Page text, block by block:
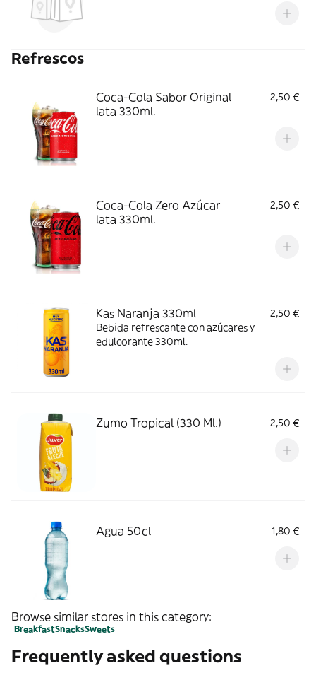
Refrescos
Coca-Cola Sabor Original
lata 330ml.
2,50 €
Coca-Cola Zero Azúcar
lata 330ml.
2,50 €
Kas Naranja 330ml
2,50 €
Bebida refrescante con azúcares y
edulcorante 330ml.
Zumo Tropical (330 Ml.) 2,50 €
Agua 50cl 1,80 €
Browse similar stores in this category:
BreakfastSnacksSweets
Frequently asked questions